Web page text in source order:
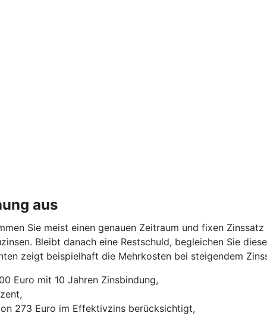
aus
Sie meist einen genauen Zeitraum und fixen
Bleibt danach eine Restschuld, begleichen Sie
zeigt beispielhaft die Mehrkosten bei steigendem
Euro mit 10 Jahren Zinsbindung,
273 Euro im Effektivzins berücksichtigt,